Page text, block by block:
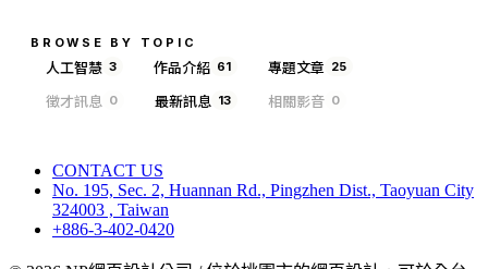
BROWSE BY TOPIC
人工智慧 3 作品介紹 61 專題文章 25
徵才訊息 0 最新訊息 13 相關影音 0
CONTACT US
No. 195, Sec. 2, Huannan Rd., Pingzhen Dist., Taoyuan City
324003 , Taiwan
+886-3-402-0420